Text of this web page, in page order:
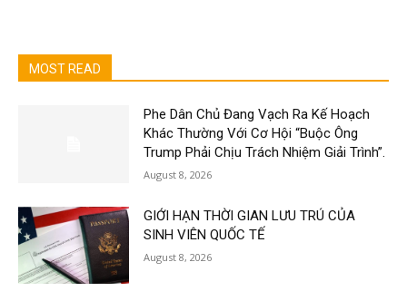
MOST READ
Phe Dân Chủ Đang Vạch Ra Kế Hoạch
Khác Thường Với Cơ Hội “Buộc Ông
Trump Phải Chịu Trách Nhiệm Giải Trình”.
August 8, 2026
GIỚI HẠN THỜI GIAN LƯU TRÚ CỦA
SINH VIÊN QUỐC TẾ
August 8, 2026